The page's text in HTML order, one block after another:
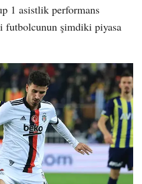
1 asistlik performans
futbolcunun şimdiki piyasa